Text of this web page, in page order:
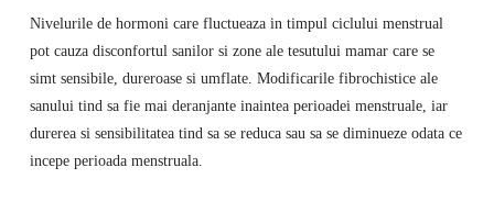
Nivelurile de hormoni care fluctueaza in timpul ciclului menstrual
pot cauza disconfortul sanilor si zone ale tesutului mamar care se
simt sensibile, dureroase si umflate. Modificarile fibrochistice ale
sanului tind sa fie mai deranjante inaintea perioadei menstruale, iar
durerea si sensibilitatea tind sa se reduca sau sa se diminueze odata ce
incepe perioada menstruala.